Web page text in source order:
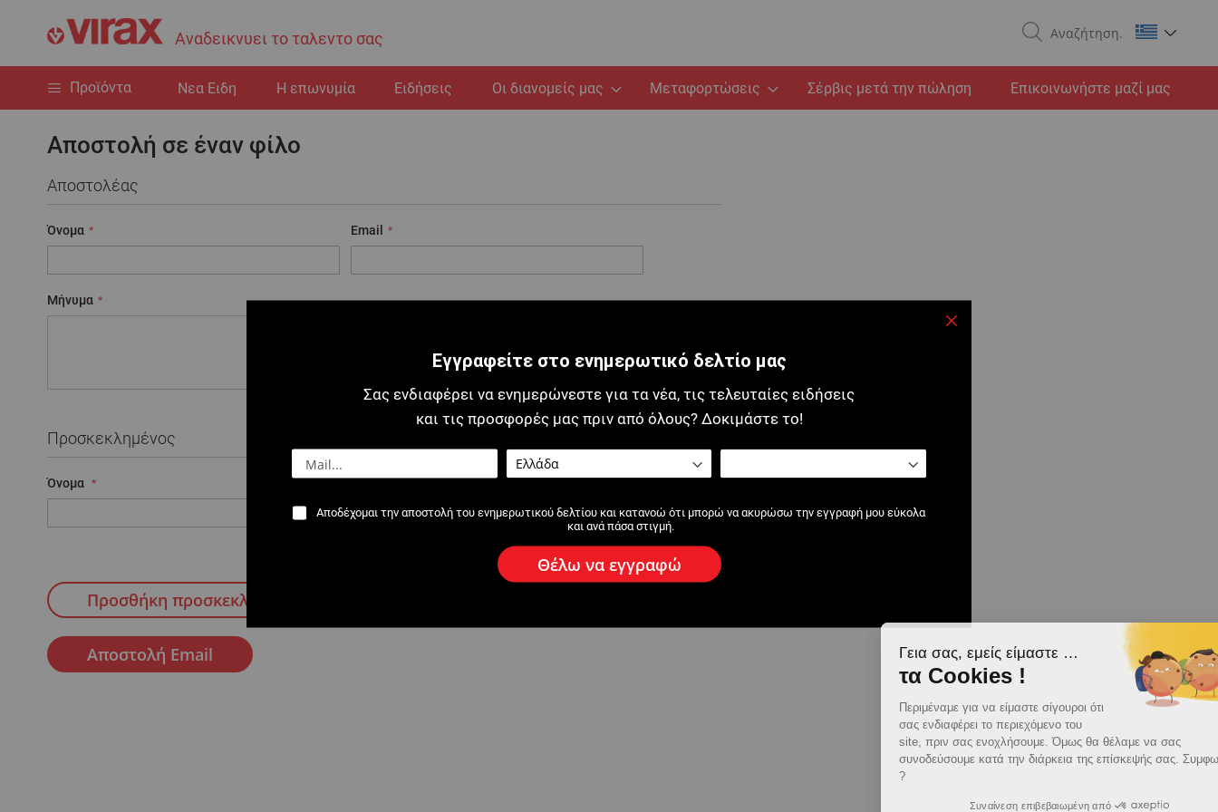
Αναδεικνυει το ταλεντο σας
Προϊόντα Nεα Ειδη Η επωνυμία Ειδήσεις Οι διανομείς μας Μεταφορτώσεις Σέρβις μετά την πώληση Επικοινωνήστε μαζί μας
Αποστολή σε έναν φίλο
Αποστολέας
Όνομα Email
Μήνυμα
Προσκεκλημένος
Όνομα Email
Προσθήκη προσκεκλημένου
Αποστολή Email
Εγγραφείτε στο ενημερωτικό δελτίο μας
Σας ενδιαφέρει να ενημερώνεστε για τα νέα, τις τελευταίες ειδήσεις
και τις προσφορές μας πριν από όλους? Δοκιμάστε το!
Αποδέχομαι την αποστολή του ενημερωτικού δελτίου και κατανοώ ότι μπορώ να ακυρώσω την εγγραφή μου εύκολα
και ανά πάσα στιγμή.
Θέλω να εγγραφώ
Γεια σας, εμείς είμαστε …
τα Cookies !
Περιμέναμε για να είμαστε σίγουροι ότι
σας ενδιαφέρει το περιεχόμενο του
site, πριν σας ενοχλήσουμε. Όμως θα θέλαμε να σας
συνοδεύσουμε κατά την διάρκεια της επίσκεψής σας. Συμφωνείτε
Συναίνεση επιβεβαιωμένη από